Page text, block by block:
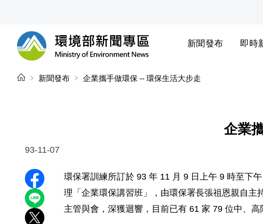
環境部新聞專區
新聞發布 即時
新聞發布 企業攜手做環保 -- 環保生活大步走
企業
93-11-07
分享至 Facebook
分享到 LINE
環保署訓練所訂於 93 年 11 月 9 日上午 9 時至下
理「企業環保講習班」，由環保署長張祖恩親自
主管與會，深獲迴響，目前已有 61 家 79 位中、